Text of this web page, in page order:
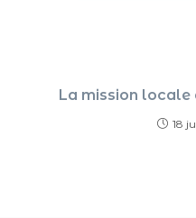
La mission locale
18